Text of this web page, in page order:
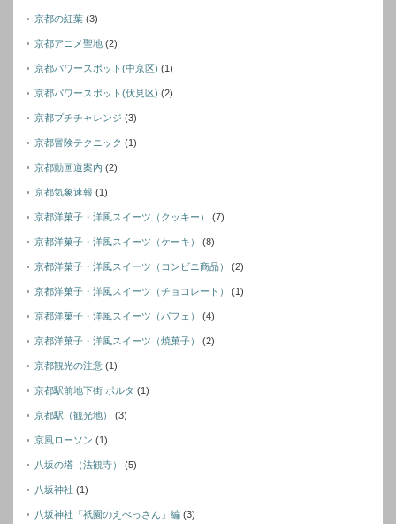
京都の紅葉 (3)
京都アニメ聖地 (2)
京都パワースポット(中京区) (1)
京都パワースポット(伏見区) (2)
京都プチチャレンジ (3)
京都冒険テクニック (1)
京都動画道案内 (2)
京都気象速報 (1)
京都洋菓子・洋風スイーツ（クッキー） (7)
京都洋菓子・洋風スイーツ（ケーキ） (8)
京都洋菓子・洋風スイーツ（コンビニ商品） (2)
京都洋菓子・洋風スイーツ（チョコレート） (1)
京都洋菓子・洋風スイーツ（パフェ） (4)
京都洋菓子・洋風スイーツ（焼菓子） (2)
京都観光の注意 (1)
京都駅前地下街 ポルタ (1)
京都駅（観光地） (3)
京風ローソン (1)
八坂の塔（法観寺） (5)
八坂神社 (1)
八坂神社「祇園のえべっさん」編 (3)